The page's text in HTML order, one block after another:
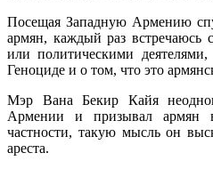
Посещая Западную Армению
армян, каждый раз встречаюсь
или политическими
Геноциде и о том, что это
Мэр Вана Бекир Кайя
Армении и призывал армян
частности, такую мысль он
ареста.